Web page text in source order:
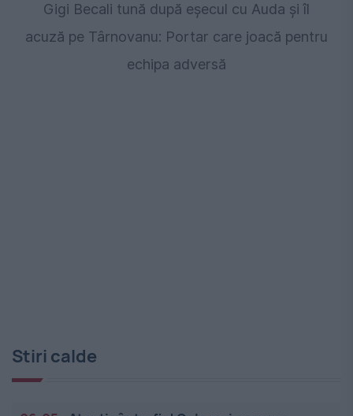
Gigi Becali tună după eșecul cu Auda și îl
acuză pe Târnovanu: Portar care joacă pentru
echipa adversă
Stiri calde